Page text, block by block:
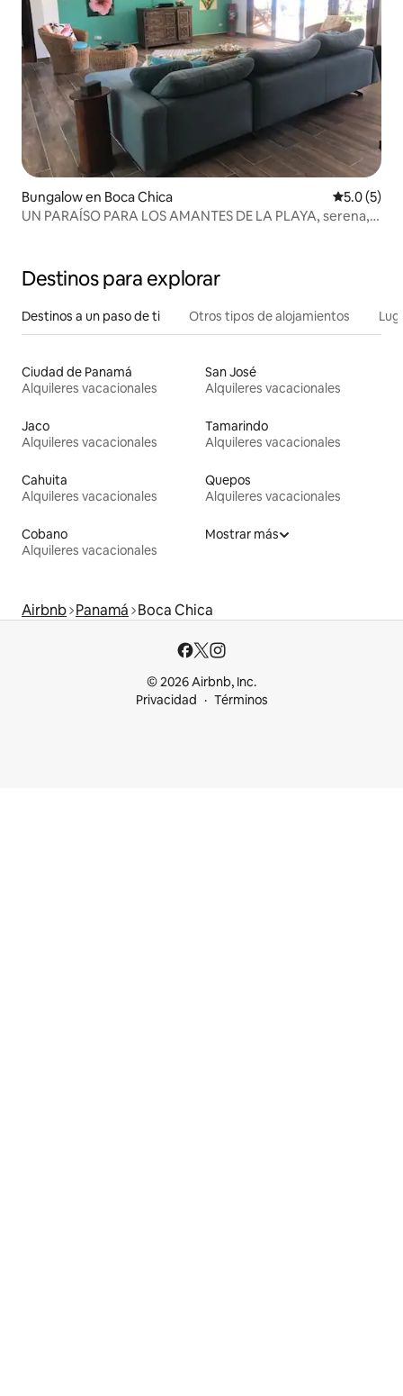
Bungalow en Boca Chica
5.0 (5)
UN PARAÍSO PARA LOS AMANTES DE LA PLAYA, serena,
Destinos para explorar
Destinos a un paso de ti Otros tipos de alojamientos
Ciudad de Panamá
Alquileres vacacionales
San José
Alquileres vacacionales
Jaco
Alquileres vacacionales
Tamarindo
Alquileres vacacionales
Cahuita
Alquileres vacacionales
Quepos
Alquileres vacacionales
Cobano
Alquileres vacacionales
Mostrar más
Airbnb Panamá Boca Chica
© 2026 Airbnb, Inc.
Privacidad
Términos